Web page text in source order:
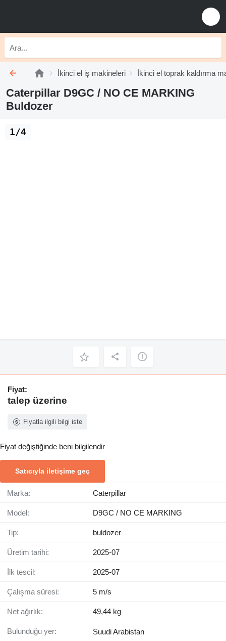
İkinci el iş makineleri İkinci el toprak kaldırma
Caterpillar D9GC / NO CE MARKING
Buldozer
1/4
Fiyat:
talep üzerine
Fiyatla ilgili bilgi iste
Fiyat değiştiğinde beni bilgilendir
Satıcıyla iletişime geç
Marka: Caterpillar
Model: D9GC / NO CE MARKING
Tip: buldozer
Üretim tarihi: 2025-07
İlk tescil: 2025-07
Çalışma süresi: 5 m/s
Net ağırlık: 49,44 kg
Bulunduğu yer: Suudi Arabistan